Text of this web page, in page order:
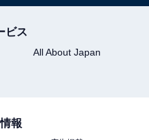
を題材とした、2022年公
語の舞台は前作から3年
ている
ビス
All About Japan
報